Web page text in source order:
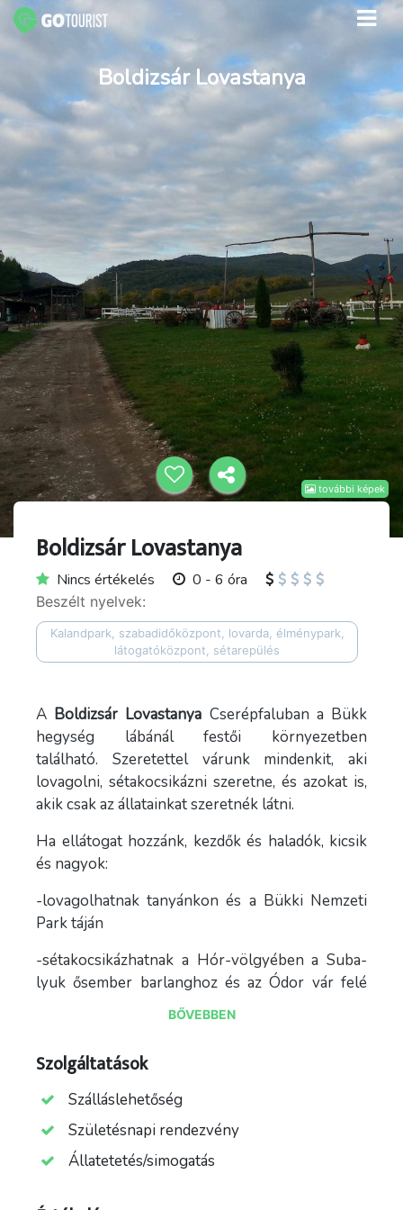
további képek
Boldizsár Lovastanya
Boldizsár Lovastanya
Nincs értékelés 0 - 6 óra
Beszélt nyelvek:
Kalandpark, szabadidőközpont, lovarda, élménypark,
látogatóközpont, sétarepülés
A Boldizsár Lovastanya Cserépfaluban a Bükk
hegység lábánál festői környezetben
található. Szeretettel várunk mindenkit, aki
lovagolni, sétakocsikázni szeretne, és azokat is,
akik csak az állatainkat szeretnék látni.
Ha ellátogat hozzánk, kezdők és haladók, kicsik
és nagyok:
-lovagolhatnak tanyánkon és a Bükki Nemzeti
Park táján
-sétakocsikázhatnak a Hór-völgyében a Suba-
lyuk ősember barlanghoz és az Ódor vár felé
utazhatnak
-a nyári szünet ideje alatt a gyerekek 1 hetes
lovastáborban vehetnek részt teljes ellátással
-állatsimogatás, állataink: szürke marha, szamár,
BŐVEBBEN
Szolgáltatások
Szálláslehetőség
Születésnapi rendezvény
Állatetetés/simogatás